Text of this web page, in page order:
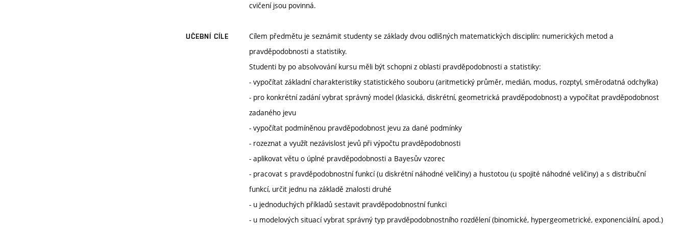
cvičení jsou povinná.
UČEBNÍ CÍLE
Cílem předmětu je seznámit studenty se základy dvou odlišných matematických disciplín: numerických metod a
pravděpodobnosti a statistiky.
Studenti by po absolvování kursu měli být schopni z oblasti pravděpodobnosti a statistiky:
- vypočítat základní charakteristiky statistického souboru (aritmetický průměr, medián, modus, rozptyl, směrodatná odchylka)
- pro konkrétní zadání vybrat správný model (klasická, diskrétní, geometrická pravděpodobnost) a vypočítat pravděpodobnost
zadaného jevu
- vypočítat podmíněnou pravděpodobnost jevu za dané podmínky
- rozeznat a využít nezávislost jevů při výpočtu pravděpodobnosti
- aplikovat větu o úplné pravděpodobnosti a Bayesův vzorec
- pracovat s pravděpodobnostní funkcí (u diskrétní náhodné veličiny) a hustotou (u spojité náhodné veličiny) a s distribuční
funkcí, určit jednu na základě znalosti druhé
- u jednoduchých příkladů sestavit pravděpodobnostní funkci
- u modelových situací vybrat správný typ pravděpodobnostního rozdělení (binomické, hypergeometrické, exponenciální, apod.)